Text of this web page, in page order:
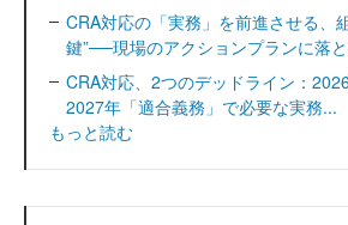
CRA対応の「実務」を前進させる、
鍵”──現場のアクションプランに落
CRA対応、2つのデッドライン：
2027年「適合義務」で必要な実務...
もっと読む